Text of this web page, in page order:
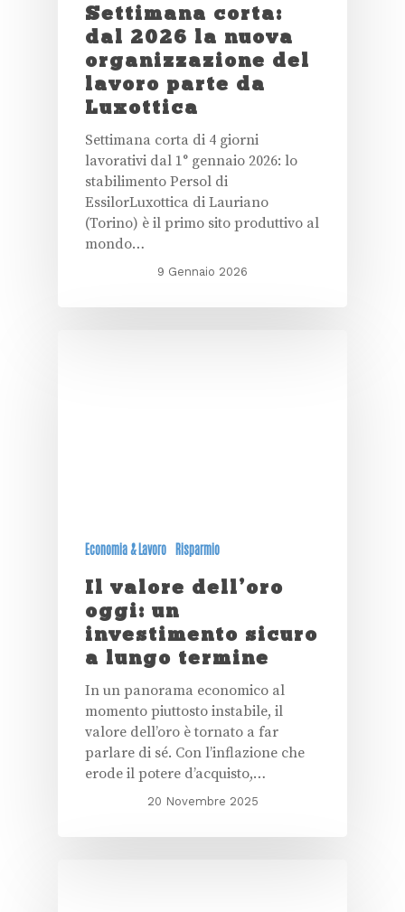
Settimana corta:
dal 2026 la nuova
organizzazione del
lavoro parte da
Luxottica
Settimana corta di 4 giorni
lavorativi dal 1° gennaio 2026: lo
stabilimento Persol di
EssilorLuxottica di Lauriano
(Torino) è il primo sito produttivo al
mondo…
9 Gennaio 2026
Economia & Lavoro Risparmio
Il valore dell’oro
oggi: un
investimento sicuro
a lungo termine
In un panorama economico al
momento piuttosto instabile, il
valore dell’oro è tornato a far
parlare di sé. Con l’inflazione che
erode il potere d’acquisto,…
20 Novembre 2025